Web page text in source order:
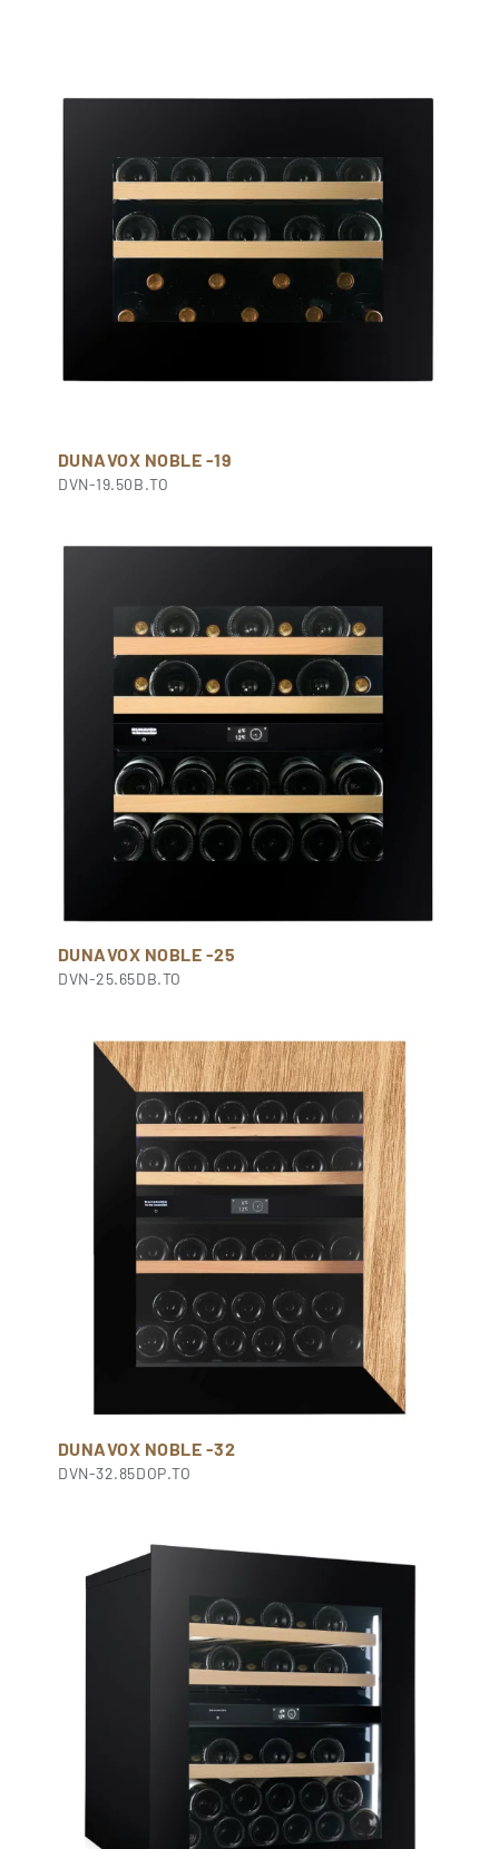
DUNAVOX NOBLE -19
DVN-19.50B.TO
DUNAVOX NOBLE -25
DVN-25.65DB.TO
DUNAVOX NOBLE -32
DVN-32.85DOP.TO